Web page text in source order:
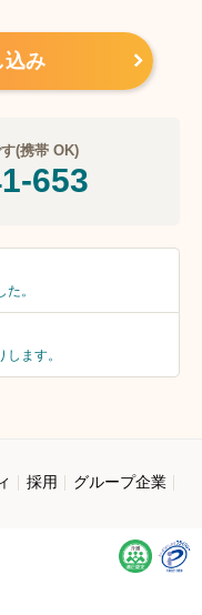
込み
(携帯 OK)
653
。
ます。
採用
グループ企業